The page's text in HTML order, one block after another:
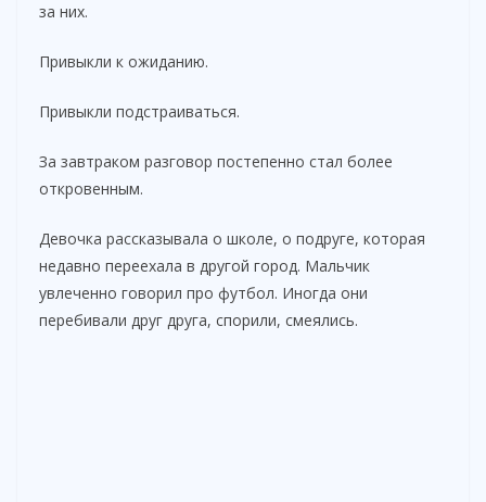
за них.
Привыкли к ожиданию.
Привыкли подстраиваться.
За завтраком разговор постепенно стал более
откровенным.
Девочка рассказывала о школе, о подруге, которая
недавно переехала в другой город. Мальчик
увлеченно говорил про футбол. Иногда они
перебивали друг друга, спорили, смеялись.